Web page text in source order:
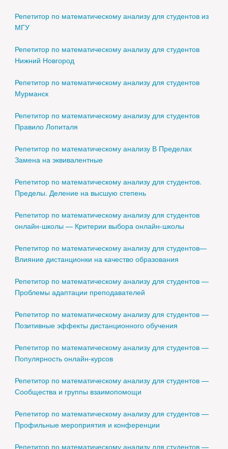
Репетитор по математическому анализу для студентов из
МГУ
Репетитор по математическому анализу для студентов
Нижний Новгород
Репетитор по математическому анализу для студентов
Мурманск
Репетитор по математическому анализу для студентов
Правило Лопиталя
Репетитор по математическому анализу В Пределах
Замена на эквивалентные
Репетитор по математическому анализу для студентов.
Пределы. Деление на высшую степень
Репетитор по математическому анализу для студентов
онлайн-школы — Критерии выбора онлайн-школы
Репетитор по математическому анализу для студентов—
Влияние дистанционки на качество образования
Репетитор по математическому анализу для студентов —
Проблемы адаптации преподавателей
Репетитор по математическому анализу для студентов —
Позитивные эффекты дистанционного обучения
Репетитор по математическому анализу для студентов —
Популярность онлайн-курсов
Репетитор по математическому анализу для студентов —
Сообщества и группы взаимопомощи
Репетитор по математическому анализу для студентов —
Профильные мероприятия и конференции
Репетитор по математическому анализу для студентов —